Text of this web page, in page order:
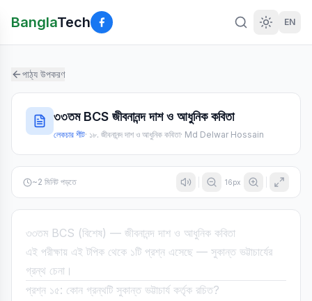
BanglaTech EN
পাঠ্য উপকরণ
৩৩তম BCS জীবনানন্দ দাশ ও আধুনিক কবিতা
লেকচার শীট· ১৮. জীবনানন্দ দাশ ও আধুনিক কবিতা· Md Delwar Hossain
~2 মিনিট পড়তে 16px
৩৩তম BCS (বিশেষ) — জীবনানন্দ দাশ ও আধুনিক কবিতা
এই পরীক্ষায় এই টপিক থেকে ১টি প্রশ্ন এসেছে — সুকান্ত ভট্টাচার্যের
গ্রন্থ চেনা।
প্রশ্ন ১৫: কোন গ্রন্থটি সুকান্ত ভট্টাচার্য কর্তৃক রচিত?